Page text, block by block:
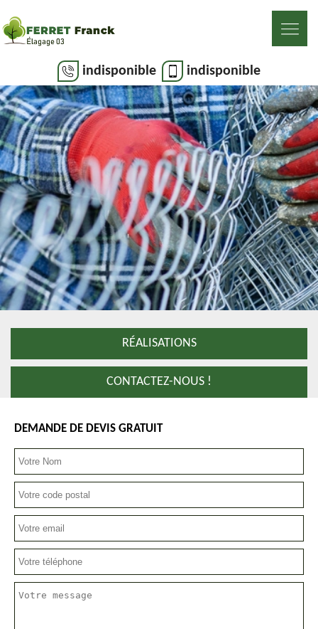
indisponible indisponible
RÉALISATIONS
CONTACTEZ-NOUS !
DEMANDE DE DEVIS GRATUIT